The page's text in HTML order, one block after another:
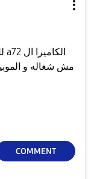
COMMENT